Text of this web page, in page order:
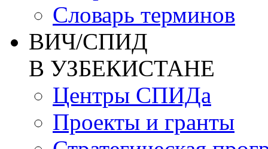
Словарь терминов
ВИЧ/СПИД
В УЗБЕКИСТАНЕ
Центры СПИДа
Проекты и гранты